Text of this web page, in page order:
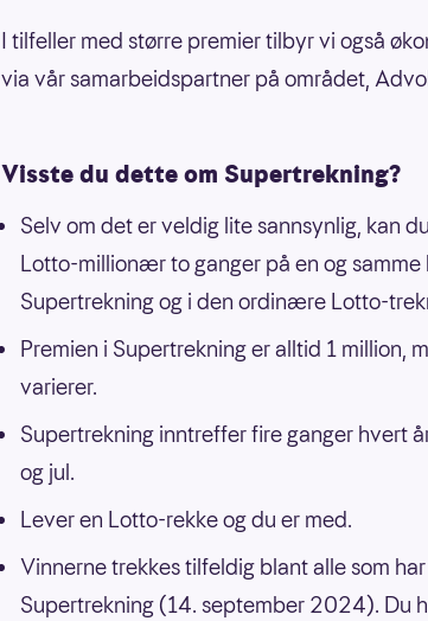
I tilfeller med større premier tilbyr vi også
via vår samarbeidspartner på området,
Visste du dette om Supertrekning?
Selv om det er veldig lite sannsynlig, kan
Lotto-millionær to ganger på en og samme
Supertrekning og i den ordinære Lotto-
Premien i Supertrekning er alltid 1 million,
varierer.
Supertrekning inntreffer fire ganger hvert
og jul.
Lever en Lotto-rekke og du er med.
Vinnerne trekkes tilfeldig blant alle som
Supertrekning (14. september 2024). Du